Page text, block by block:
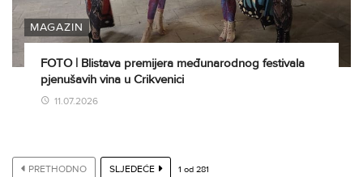
MAGAZIN
FOTO | Blistava premijera međunarodnog festivala
pjenušavih vina u Crikvenici
11.07.2026
PRETHODNO SLJEDEĆE 1 od 281